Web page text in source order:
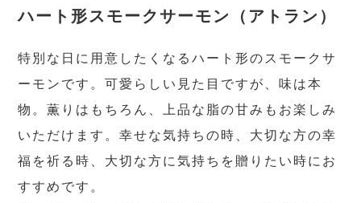
ハート形スモークサーモン（アトラン）
特別な日に用意したくなるハート形のスモークサ
ーモンです。可愛らしい見た目ですが、味は本
物。薫りはもちろん、上品な脂の甘みもお楽しみ
いただけます。幸せな気持ちの時、大切な方の幸
福を祈る時、大切な方に気持ちを贈りたい時にお
すすめです。